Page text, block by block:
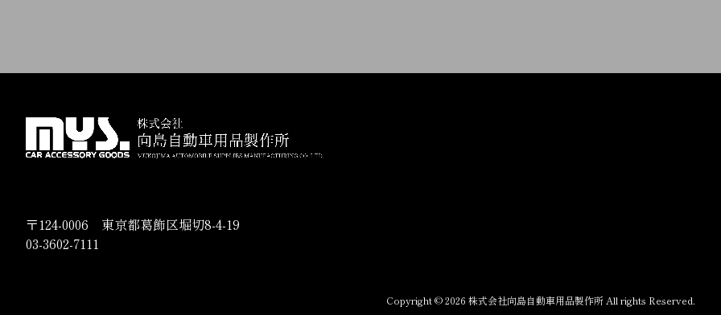
〒124-0006 東京都葛飾区堀切8-4-19
03-3602-7111
Copyright © 2026 株式会社向島自動車用品製作所 All rights Reserved.